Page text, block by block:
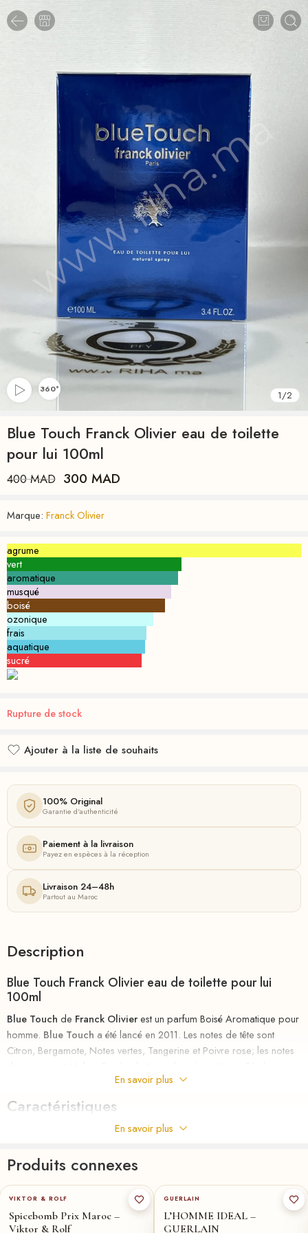
1/2
360°
Blue Touch Franck Olivier eau de toilette
pour lui 100ml
400MAD 300 MAD
Marque: Franck Olivier
agrume
vert
aromatique
musqué
boisé
ozonique
frais
aquatique
sucré
Rupture de stock
Ajouter à la liste de souhaits
100% Original
Garantie d'authenticité
Paiement à la livraison
Payez en espèces à la réception
Livraison 24–48h
Partout au Maroc
Description
Blue Touch Franck Olivier eau de toilette pour lui
100ml
Blue Touch de Franck Olivierest un parfum Boisé Aromatique pour
homme. Blue Touch a été lancé en 2011. Les notes de tête sont
Citron, Bergamote, Notes vertes, Tangerine et Poivre rose; les notes
gommeuse et Sauge; les notes de fond sont Musc, Ambre et Mousse
de chêne.
Parfumau meilleurs
MAROC , le nouveau parfum d’un homme pleinement accompli.
Capable de surmonter tous les challenges, il ne prend jamais rien
pour acquis et continue obstinément de suivre le chemin qu’il s’est
tracé. Son credo : aller toujours plus loin.
En savoir plus
Caractéristiques
En savoir plus
Produits connexes
90ml★
VIKTOR & ROLF
Spicebomb Prix Maroc –
Viktor & Rolf
GUERLAIN
L’HOMME IDEAL –
GUERLAIN